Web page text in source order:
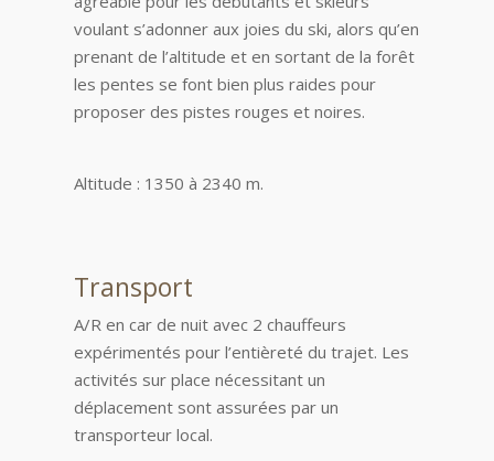
voulant s’adonner aux joies du ski, alors qu’en
prenant de l’altitude et en sortant de la forêt
les pentes se font bien plus raides pour
proposer des pistes rouges et noires.
Altitude : 1350 à 2340 m.
Transport
A/R en car de nuit avec 2 chauffeurs
expérimentés pour l’entièreté du trajet. Les
activités sur place nécessitant un
déplacement sont assurées par un
transporteur local.